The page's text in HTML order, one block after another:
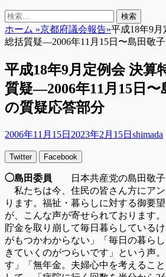
検
索
検
索:
ホーム »京都府議会報告»平成18年9
総括質疑―2006年11月15日〜島田敬
平成18年9月定例会 決算
質疑―2006年11月15日〜
の質疑応答部分
投
日
2006年11月15日 2023年2月15日 投
shimada
Twitter Facebook
◯島田委員 日本共産党の島田敬子
私たちは今、住民の皆さん方にア
ります。福祉・暮らしに対する御要
が、こんな声が寄せられております
貯金を取り崩して毎日暮らしている
がもつかわからない」「毎日の暮ら
きていくのがつらいです」という声
す」「無年金。夫婦心中を考えるこ